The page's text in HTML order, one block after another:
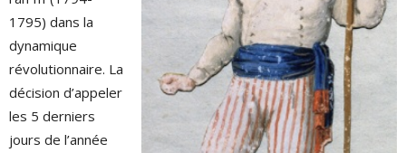
1795) dans la
dynamique
révolutionnaire. La
décision d’appeler
les 5 derniers
jours de l’année